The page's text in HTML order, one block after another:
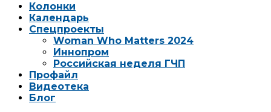
Колонки
Календарь
Спецпроекты
Woman Who Matters 2024
Иннопром
Российская неделя ГЧП
Профайл
Видеотека
Блог